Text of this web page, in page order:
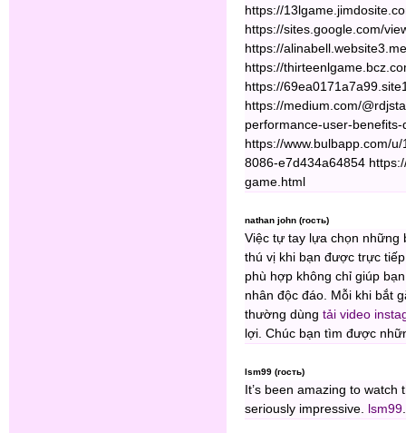
https://
https://sites.google.com/
https://
https://
https://
https://medium.com/
performance-user-
https://www.bulbapp.com/
8086-e7d434a64854
game.html
nathan john (гость)
Việc tự tay lựa chọn những
thú vị khi bạn được trực
phù hợp không chỉ giúp
nhân độc đáo. Mỗi khi bắt
thường dùng tải video
lợi. Chúc bạn tìm được
lsm99 (гость)
It’s been amazing to
seriously impressive. lsm99.